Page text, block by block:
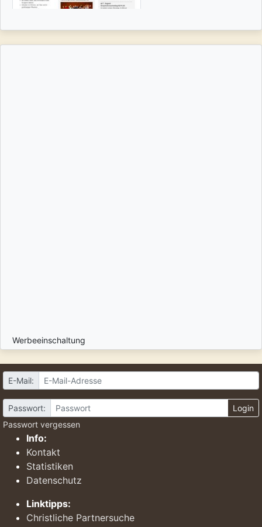
Werbeeinschaltung
E-Mail:
Passwort:
Login
Passwort vergessen
Info:
Kontakt
Statistiken
Datenschutz
Linktipps:
Christliche Partnersuche